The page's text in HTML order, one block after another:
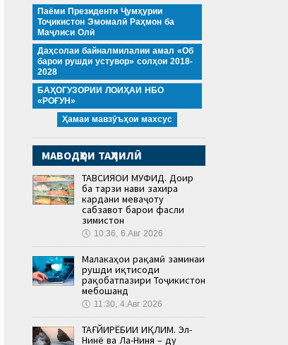
Паёми Президенти Ҷумҳурии
Тоҷикистон Эмомалӣ Раҳмон ба
Маҷлиси Олӣ
Даҳсолаи байналмилалии амал «Об
барои рушди устувор» солҳои 2018-
2028
БАҲОГУЗОРИИ ЛОИҲАИ НБО
«РОҒУН»
Ҳамаи мавзӯъҳои махсус
МАВОДҲОИ ТАҲЛИЛӢ
ТАВСИЯҲОИ МУФИД. Доир
ба тарзи нави захира
кардани меваҷоту
сабзавот барои фасли
зимистон
🕔 10:36, 6.Авг 2026
Малакаҳои рақамӣ заминаи
рушди иқтисоди
рақобатпазири Тоҷикистон
мебошанд
🕔 11:30, 4.Авг 2026
ТАҒЙИРЁБИИ ИҚЛИМ. Эл-
Нинё ва Ла-Ниня – ду